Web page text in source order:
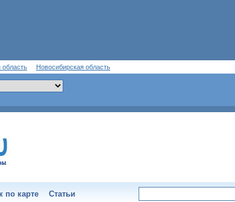
область Новосибирская область
по карте Статьи